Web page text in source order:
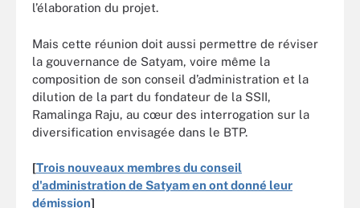
l’élaboration du projet.
Mais cette réunion doit aussi permettre de réviser
la gouvernance de Satyam, voire même la
composition de son conseil d’administration et la
dilution de la part du fondateur de la SSII,
Ramalinga Raju, au cœur des interrogation sur la
diversification envisagée dans le BTP.
[Trois nouveaux membres du conseil
d'administration de Satyam en ont donné leur
démission]